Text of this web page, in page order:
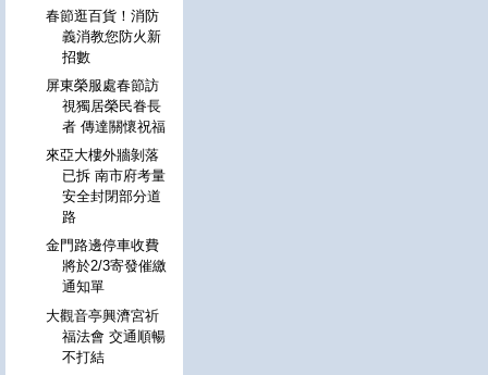
春節逛百貨！消防
義消教您防火新
招數
屏東榮服處春節訪
視獨居榮民眷長
者 傳達關懷祝福
來亞大樓外牆剝落
已拆 南市府考量
安全封閉部分道
路
金門路邊停車收費
將於2/3寄發催繳
通知單
大觀音亭興濟宮祈
福法會 交通順暢
不打結